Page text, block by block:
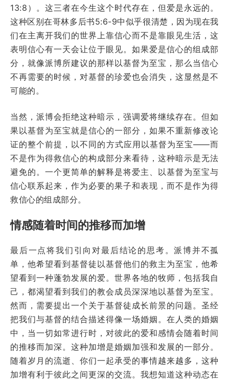
13:8）。这三者在今生这个时代存在，但爱是永远的。
这种区别在哥林多后书5:6-9中似乎很清楚，因为现在我
们在主离开我们的世界上靠信心而不是靠眼见生活，这
表明信心有一天会让位于眼见。如果爱是信心的组成部
分，就像派博所建议的那样以基督为至宝，那么当信心
不再需要的时候，对基督的珍爱也会消失，这显然是不
可能的。
当然，派博会拒绝这种暗示，强调爱将继续存在。但如
果以基督为至宝就是信心的一部分，如果不重新修改论
证的整个前提，以不同的方式应用以基督为至宝——而
不是作为得救信心的构成部分来看待，这种暗示是无法
避免的。一个更简单的解释是将爱主、以基督为至宝与
信心联系起来，作为必要的果子和表现，而不是作为得
救信心的组成部分。
情感随着时间的推移而加增
最后一点将我们引向对最后结论的思考。派博并不孤
单，他希望看到基督徒以基督他们的救主为至宝，他希
望看到一种蓬勃发展的爱。世界各地的牧师，包括我自
己，都渴望看到我们的教会成员深深地以基督为至宝。
然而，需要提出一个关于基督徒成长前景的问题。圣经
把我们与基督的结合描述得像一场婚姻。在人类的婚姻
中，当一切如常进行时，对彼此的爱和感情会随着时间
的推移而加深。这种加增是婚姻加强和发展的一部分。
随着岁月的流逝、你们一起承受的事情越来越多，这种
加增有利于彼此之间更深的交流。我想知道这种动态在